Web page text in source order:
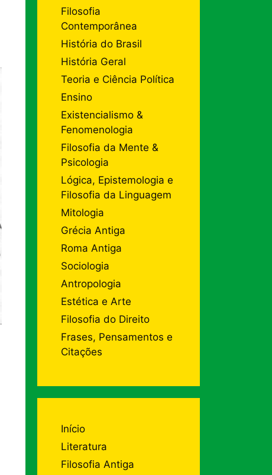
Filosofia
Contemporânea
História do Brasil
História Geral
Teoria e Ciência Política
Ensino
Existencialismo &
Fenomenologia
Filosofia da Mente &
Psicologia
Lógica, Epistemologia e
Filosofia da Linguagem
Mitologia
Grécia Antiga
Roma Antiga
Sociologia
Antropologia
Estética e Arte
Filosofia do Direito
Frases, Pensamentos e
Citações
Início
Literatura
Filosofia Antiga